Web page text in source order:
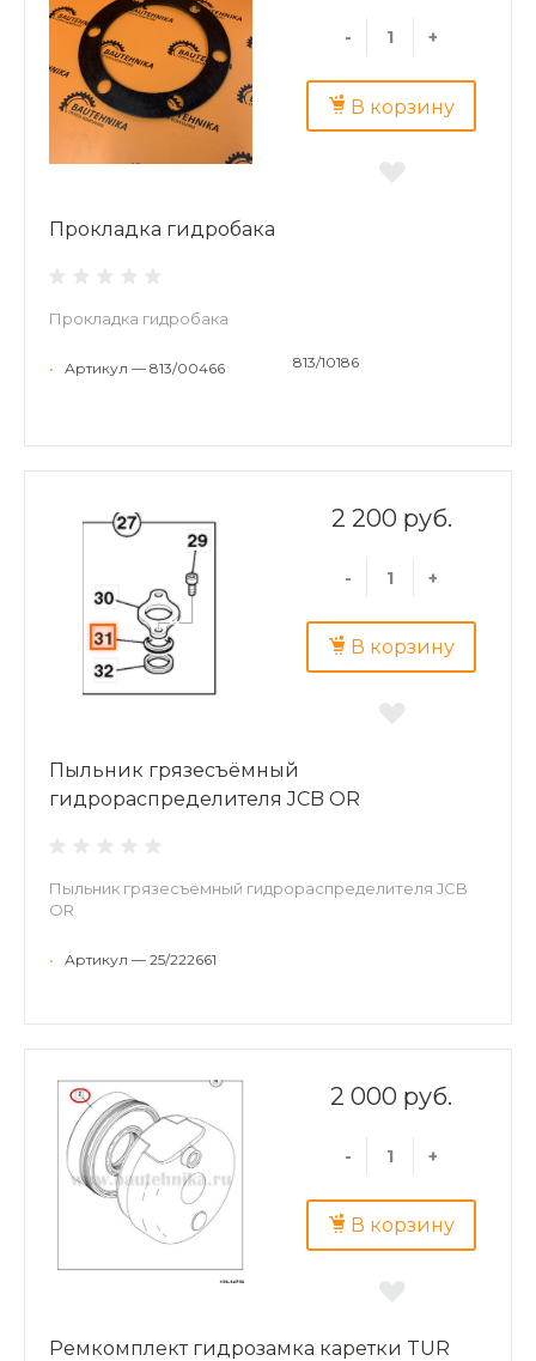
- +
В корзину
Прокладка гидробака
Прокладка гидробака
• Артикул — 813/00466 813/10186
2 200 руб.
- +
В корзину
Пыльник грязесъёмный
гидрораспределителя JCB OR
Пыльник грязесъёмный гидрораспределителя JCB
OR
• Артикул — 25/222661
2 000 руб.
- +
В корзину
Ремкомплект гидрозамка каретки TUR